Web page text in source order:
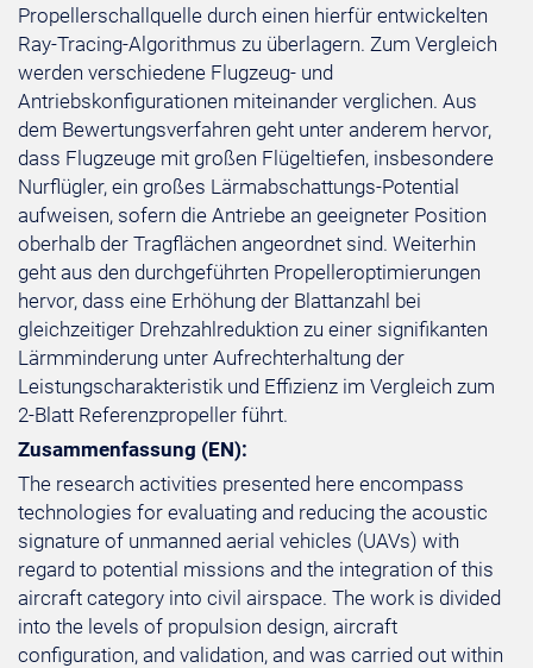
Propellerschallquelle durch einen hierfür entwickelten
Ray-Tracing-Algorithmus zu überlagern. Zum Vergleich
werden verschiedene Flugzeug- und
Antriebskonfigurationen miteinander verglichen. Aus
dem Bewertungsverfahren geht unter anderem hervor,
dass Flugzeuge mit großen Flügeltiefen, insbesondere
Nurflügler, ein großes Lärmabschattungs-Potential
aufweisen, sofern die Antriebe an geeigneter Position
oberhalb der Tragflächen angeordnet sind. Weiterhin
geht aus den durchgeführten Propelleroptimierungen
hervor, dass eine Erhöhung der Blattanzahl bei
gleichzeitiger Drehzahlreduktion zu einer signifikanten
Lärmminderung unter Aufrechterhaltung der
Leistungscharakteristik und Effizienz im Vergleich zum
2-Blatt Referenzpropeller führt.
Zusammenfassung (EN):
The research activities presented here encompass
technologies for evaluating and reducing the acoustic
signature of unmanned aerial vehicles (UAVs) with
regard to potential missions and the integration of this
aircraft category into civil airspace. The work is divided
into the levels of propulsion design, aircraft
configuration, and validation, and was carried out within